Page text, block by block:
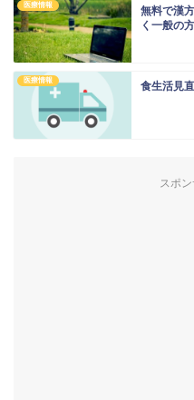
医療情報
無料で漢
く一般の
医療情報 食生活見
スポ